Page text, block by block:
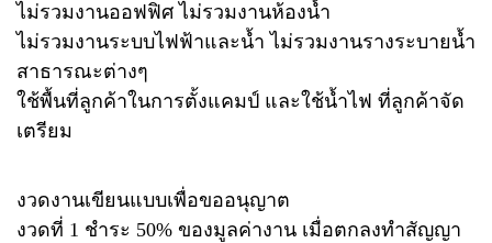
ไม่รวมงานออฟฟิศ ไม่รวมงานห้องน้ำ
ไม่รวมงานระบบไฟฟ้าและน้ำ ไม่รวมงานรางระบายน้ำ
สาธารณะต่างๆ
ใช้พื้นที่ลูกค้าในการตั้งแคมป์ และใช้น้ำไฟ ที่ลูกค้าจัด
เตรียม
งวดงานเขียนแบบเพื่อขออนุญาต
งวดที่ 1 ชำระ 50% ของมูลค่างาน เมื่อตกลงทำสัญญา